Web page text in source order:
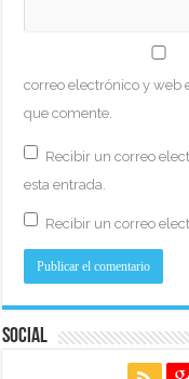
correo electrónico y web
que comente.
Recibir un correo
esta entrada.
Recibir un correo
Social